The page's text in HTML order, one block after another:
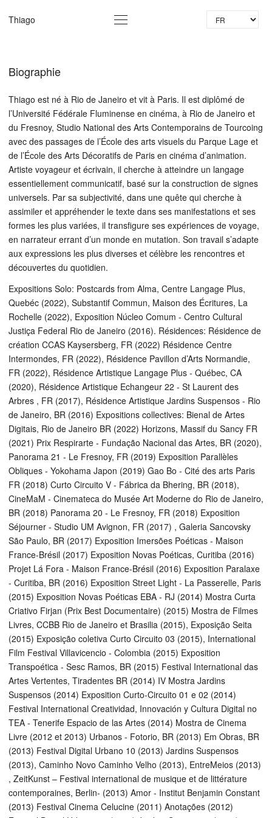
Thiago
Biographie
Thiago est né à Rio de Janeiro et vit à Paris. Il est diplômé de
l’Université Fédérale Fluminense en cinéma, à Rio de Janeiro et
du Fresnoy, Studio National des Arts Contemporains de Tourcoing
avec des passages de l’École des arts visuels du Parque Lage et
de l’École des Arts Décoratifs de Paris en cinéma d’animation.
Artiste voyageur et écrivain, il cherche à atteindre un langage
essentiellement communicatif, basé sur la construction de signes
universels. Par sa subjectivité, dans une quête qui cherche à
assimiler et appréhender le texte dans ses manifestations et ses
formes les plus variées, il transfigure ses expériences de voyage,
en narrateur errant d’un monde en mutation. Son travail s’adapte
aux expressions les plus diverses et célèbre les rencontres et
découvertes du quotidien.
Expositions Solo: Postcards from Alma, Centre Langage Plus,
Quebéc (2022), Substantif Commun, Maison des Écritures, La
Rochelle (2022), Exposition Núcleo Comum - Centro Cultural
Justiça Federal Rio de Janeiro (2016). Résidences: Résidence de
création CCAS Kaysersberg, FR (2022) Résidence Centre
Intermondes, FR (2022), Résidence Pavillon d’Arts Normandie,
FR (2022), Résidence Artistique Langage Plus - Québec, CA
(2020), Résidence Artistique Echangeur 22 - St Laurent des
Arbres , FR (2017), Résidence Artistique Jardins Suspensos - Rio
de Janeiro, BR (2016) Expositions collectives: Bienal de Artes
Digitais, Rio de Janeiro BR (2022) Horizons, Massif du Sancy FR
(2021) Prix Respirarte - Fundação Nacional das Artes, BR (2020),
Panorama 21 - Le Fresnoy, FR (2019) Exposition Parallèles
Obliques - Yokohama Japon (2019) Gao Bo - Cité des arts Paris
FR (2018) Curto Circuito V - Fábrica da Bhering, BR (2018),
CineMaM - Cinemateca do Musée Art Moderne do Rio de Janeiro,
BR (2018) Panorama 20 - Le Fresnoy, FR (2018) Exposition
Séjourner - Studio UM Avignon, FR (2017) , Galeria Sancovsky
São Paulo, BR (2017) Exposition Imersões Poéticas - Maison
France-Brésil (2017) Exposition Novas Poéticas, Curitiba (2016)
Projet Lá Fora - Maison France-Brésil (2016) Exposition Paralaxe
- Curitiba, BR (2016) Exposition Street Light - La Passerelle, Paris
(2015) Exposition Novas Poéticas EBA - RJ (2014) Mostra Curta
Criativo Firjan (Prix Best Documentaire) (2015) Mostra de Filmes
Livres, CCBB Rio de Janeiro et Brasilia (2015), Exposição Seita
(2015) Exposição coletiva Curto Circuito 03 (2015), International
Film Festival Villavicencio - Colombia (2015) Exposition
Transpoética - Sesc Ramos, BR (2015) Festival International das
Artes Vertentes, Tiradentes BR (2014) IV Mostra Jardins
Suspensos (2014) Exposition Curto-Circuito 01 e 02 (2014)
Festival International Creatividad, Innovación y Cultura Digital no
TEA - Tenerife Espacio de las Artes (2014) Mostra de Cinema
Livre (2012 et 2013) Urbanos - Fotorio, BR (2013) Em Obras, BR
(2013) Festival Digital Urbano 10 (2013) Jardins Suspensos
(2013), Caminho Novo Caminho Velho (2013), EntreMeios (2013)
, ZeitKunst – Festival international de musique et de littérature
contemporaines, Berlin- (2013) Amor - Institut Benjamin Constant
(2013) Festival Cinema Celucine (2011) Anotações (2012)